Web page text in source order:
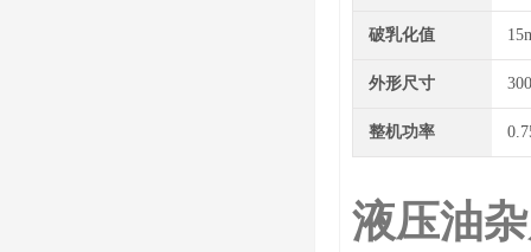
破乳化值
外形尺寸
整机功率
液压油